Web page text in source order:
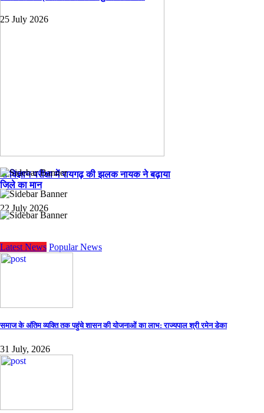
25 July 2026
गौ विज्ञान परीक्षा में रायगढ़ की झलक नायक ने बढ़ाया
जिले का मान
22 July 2026
Latest News Popular News
समाज के अंतिम व्यक्ति तक पहुंचे शासन की योजनाओं का लाभ: राज्यपाल श्री रमेन डेका
31 July, 2026